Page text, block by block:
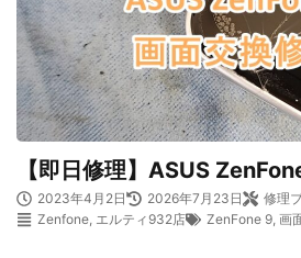
【即日修理】ASUS
2023年4月2日 2026年7月23日
修理
Zenfone, エルティ932店 ZenFone 9, 画